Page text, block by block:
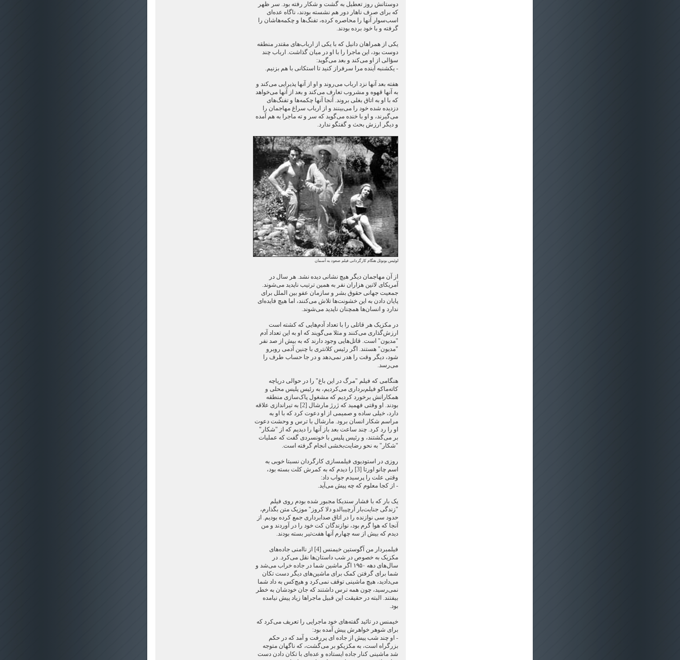
دوستانش روز تعطیل به گشت و شکار رفته بود. سر ظهر
که برای صرف ناهار دور هم نشسته بودند، ناگاه عده‌ای
اسب‌سوار آنها را محاصره کرده، تفنگ‌ها و چکمه‌هاشان را
گرفته و با خود برده بودند.
یکی از همراهان دانیل که با یکی از ارباب‌های مقتدر منطقه
دوست بود، این ماجرا را با او در میان گذاشت. ارباب چند
سؤالی از او می‌کند و بعد می‌گوید:
- یکشنبه آینده مرا سرفراز کنید تا استکانی با هم بزنیم.
هفته بعد آنها نزد ارباب می‌روند و او از آنها پذیرایی می‌کند و
به آنها قهوه و مشروب تعارف می‌کند و بعد از آنها می‌خواهد
که با او به اتاق بغلی بروند. آنجا آنها چکمه‌ها و تفنگ‌های
دزدیده شده خود را می‌بینند و از ارباب سراغ مهاجمان را
می‌گیرند، و او با خنده می‌گوید که سر و ته ماجرا به هم آمده
و دیگر ارزش بحث و گفتگو ندارد.
لوئیس بونوئل هنگام کارگردانی فیلم صعود به آسمان
از آن مهاجمان دیگر هیچ نشانی دیده نشد. هر سال در
آمریکای لاتین هزاران نفر به همین ترتیب ناپدید می‌شوند.
جمعیت جهانی حقوق بشر و سازمان عفو بین الملل برای
پایان دادن به این خشونت‌ها تلاش می‌کنند، اما هیچ فایده‌ای
ندارد و انسان‌ها همچنان ناپدید می‌شوند.
در مکزیک هر قاتلی را با تعداد آدم‌هایی که کشته است
ارزش‌گذاری می‌کنند و مثلا می‌گویند که او به این تعداد آدم
"مدیون" است. قاتل‌هایی وجود دارند که به بیش از صد نفر
"مدیون" هستند. اگر رئیس کلانتری با چنین آدمی روبرو
شود، دیگر وقت را هدر نمی‌دهد و در جا حساب طرف را
می‌رسد.
هنگامی که فیلم "مرگ در این باغ" را در حوالی دریاچه
کاته‌ماکو فیلم‌برداری می‌کردیم، به رئیس پلیس محلی و
همکارانش برخورد کردیم که مشغول پاک‌سازی منطقه
بودند. او وقتی فهمید که ژرژ مارشال [2] به تیراندازی علاقه
دارد، خیلی ساده و صمیمی از او دعوت کرد که با او به
مراسم شکار انسان برود. مارشال با ترس و وحشت دعوت
او را رد کرد. چند ساعت بعد باز آنها را دیدیم که از "شکار"
بر می‌گشتند، و رئیس پلیس با خونسردی گفت که عملیات
"شکار" به نحو رضایت‌بخشی انجام گرفته است.
روزی در استودیوی فیلمسازی کارگردان نسبتا خوبی به
اسم چانو اورتا [3] را دیدم که به کمرش کلت بسته بود،
وقتی علت را پرسیدم جواب داد:
- از کجا معلوم که چه پیش می‌آید.
یک بار که با فشار سندیکا مجبور شده بودم روی فیلم
"زندگی جنایت‌بار آرچیبالدو دلا کروز" موزیک متن بگذارم،
حدود سی نوازنده را در اتاق صدابرداری جمع کرده بودیم. از
آنجا که هوا گرم بود، نوازندگان کت خود را در آوردند و من
دیدم که بیش از سه چهارم آنها هفت‌تیر بسته بودند.
فیلمبردار من آگوستین خیمنس [4] از ناامنی جاده‌های
مکزیک به خصوص در شب داستان‌ها نقل می‌کرد. در
سال‌های دهه ۱۹۵۰ اگر ماشین شما در جاده خراب می‌شد و
شما برای گرفتن کمک برای ماشین‌های دیگر دست تکان
می‌دادید، هیچ ماشینی توقف نمی‌کرد و هیچ‌کس به داد شما
نمی‌رسید، چون همه ترس داشتند که جان خودشان به خطر
بیفتند. البته در حقیقت این قبیل ماجراها زیاد پیش نیامده
بود.
خیمنس در تائید گفته‌های خود ماجرایی را تعریف می‌کرد که
برای شوهر خواهرش پیش آمده بود:
- او چند شب پیش از جاده ای پررفت و آمد که در حکم
بزرگراه است، به مکزیکو بر می‌گشت، که ناگهان متوجه
شد ماشینی کنار جاده ایستاده و عده‌ای با تکان دادن دست